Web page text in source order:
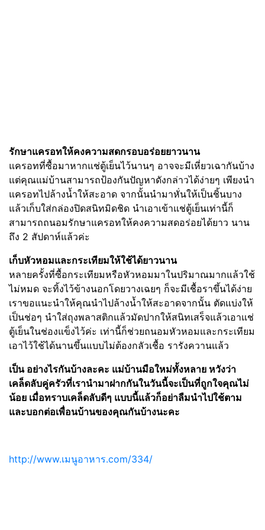
รักษาแครอทให้คงความสดกรอบอร่อยยาวนาน
แครอทที่ซื้อมาหากแช่ตู้เย็นไว้นานๆ อาจจะมีเหี่ยวเฉากันบ้าง
แต่คุณแม่บ้านสามารถป้องกันปัญหาดังกล่าวได้ง่ายๆ เพียงนำ
แครอทไปล้างน้ำให้สะอาด จากนั้นนำมาหั่นให้เป็นชิ้นบาง
แล้วเก็บใส่กล่องปิดสนิทมิดชิด นำเอาเข้าแช่ตู้เย็นเท่านี้ก็
สามารถถนอมรักษาแครอทให้คงความสดอร่อยได้ยาว นาน
ถึง 2 สัปดาห์แล้วค่ะ
เก็บหัวหอมและกระเทียมให้ใช้ได้ยาวนาน
หลายครั้งที่ซื้อกระเทียมหรือหัวหอมมาในปริมาณมากแล้วใช้
ไม่หมด จะทิ้งไว้ข้างนอกโดยวางเฉยๆ ก็จะมีเชื้อราขึ้นได้ง่าย
เราขอแนะนำให้คุณนำไปล้างน้ำให้สะอาดจากนั้น ตัดแบ่งให้
เป็นช่อๆ นำใส่ถุงพลาสติกแล้วมัดปากให้สนิทเสร็จแล้วเอาแช่
ตู้เย็นในช่องแข็งไว้ค่ะ เท่านี้ก็ช่วยถนอมหัวหอมและกระเทียม
เอาไว้ใช้ได้นานขึ้นแบบไม่ต้องกลัวเชื้อ รารังควานแล้ว
เป็น อย่างไรกันบ้างละคะ แม่บ้านมือใหม่ทั้งหลาย หวังว่า
เคล็ดลับคู่ครัวที่เรานำมาฝากกันในวันนี้จะเป็นที่ถูกใจคุณไม่
น้อย เมื่อทราบเคล็ดลับดีๆ แบบนี้แล้วก็อย่าลืมนำไปใช้ตาม
และบอกต่อเพื่อนบ้านของคุณกันบ้างนะคะ
http://www.เมนูอาหาร.com/334/